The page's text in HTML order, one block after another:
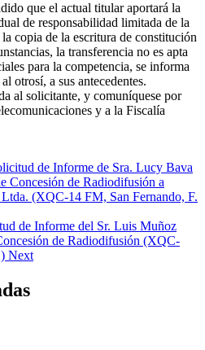
que el actual titular aportará la
de responsabilidad limitada de la
copia de la escritura de constitución
la transferencia no es apta
para la competencia, se informa
otrosí, a sus antecedentes.
al solicitante, y comuníquese por
y a la Fiscalía
de Informe de Sra. Lucy Bava
Concesión de Radiodifusión a
(XQC-14 FM, San Fernando, F.
de Informe del Sr. Luis Muñoz
de Radiodifusión (XQC-
Next